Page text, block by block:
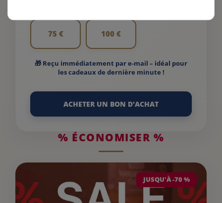
75 € 100 €
🎁 Reçu immédiatement par e-mail – idéal pour
les cadeaux de dernière minute !
ACHETER UN BON D'ACHAT
% ÉCONOMISER %
JUSQU'À -70 %